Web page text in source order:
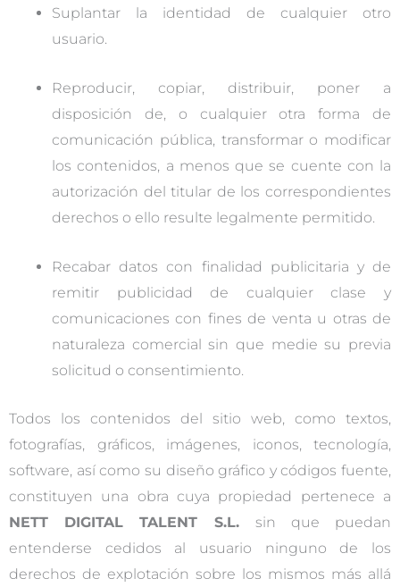
Suplantar la identidad de cualquier otro
usuario.
Reproducir, copiar, distribuir, poner a
disposición de, o cualquier otra forma de
comunicación pública, transformar o modificar
los contenidos, a menos que se cuente con la
autorización del titular de los correspondientes
derechos o ello resulte legalmente permitido.
Recabar datos con finalidad publicitaria y de
remitir publicidad de cualquier clase y
comunicaciones con fines de venta u otras de
naturaleza comercial sin que medie su previa
solicitud o consentimiento.
Todos los contenidos del sitio web, como textos,
fotografías, gráficos, imágenes, iconos, tecnología,
software, así como su diseño gráfico y códigos fuente,
constituyen una obra cuya propiedad pertenece a
NETT DIGITAL TALENT S.L.
sin que puedan
entenderse cedidos al usuario ninguno de los
derechos de explotación sobre los mismos más allá